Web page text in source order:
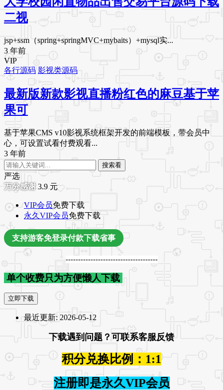
二视
jsp+ssm（spring+springMVC+mybaits）+mysql实...
3 年前
VIP
各行源码 影视类源码
最新版新款影视直播粉红色的麻豆基于苹
果可
基于苹果CMS v10影视系统框架开发的前端模板，带会员中
心，可设置试看付费观看...
3 年前
搜索看
严选
3.9 元
VIP会员免费下载
永久VIP会员免费下载
支持游客免登录付款下载省事
-------------------------------------
单个收费只为方便懒人下载
立即下载
最近更新: 2026-05-12
下载遇到问题？可联系客服反馈
积分兑换比例：1:1
注册即是永久VIP会员